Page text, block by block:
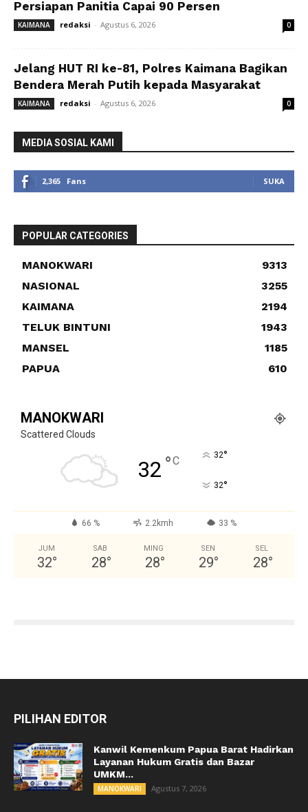
Persiapan Panitia Capai 90 Persen
KAIMANA redaksi - Agustus 6, 2026 0
Jelang HUT RI ke-81, Polres Kaimana Bagikan
Bendera Merah Putih kepada Masyarakat
KAIMANA redaksi - Agustus 6, 2026 0
MEDIA SOSIAL KAMI
2,365 Fans SUKA
POPULAR CATEGORIES
MANOKWARI
9313
NASIONAL
3255
KAIMANA
2194
TELUK BINTUNI
1943
MANSEL
1185
PAPUA
610
MANOKWARI
Scattered Clouds
32 °C 32°
32°
66 % 2.2kmh 33 %
JUM
32°
SAB
28°
MING
28°
SEN
29°
SEL
28°
PILIHAN EDITOR
Kanwil Kemenkum Papua Barat Hadirkan
Layanan Hukum Gratis dan Bazar
UMKM...
MANOKWARI Agustus 7, 2026